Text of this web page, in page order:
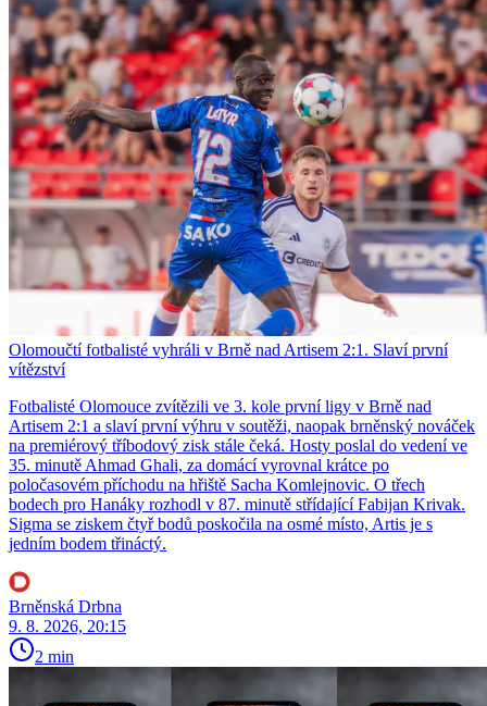
Olomoučtí fotbalisté vyhráli v Brně nad Artisem 2:1. Slaví první
vítězství
Fotbalisté Olomouce zvítězili ve 3. kole první ligy v Brně nad
Artisem 2:1 a slaví první výhru v soutěži, naopak brněnský nováček
na premiérový tříbodový zisk stále čeká. Hosty poslal do vedení ve
35. minutě Ahmad Ghali, za domácí vyrovnal krátce po
poločasovém příchodu na hřiště Sacha Komlejnovic. O třech
bodech pro Hanáky rozhodl v 87. minutě střídající Fabijan Krivak.
Sigma se ziskem čtyř bodů poskočila na osmé místo, Artis je s
jedním bodem třináctý.
Brněnská Drbna
9. 8. 2026, 20:15
2 min